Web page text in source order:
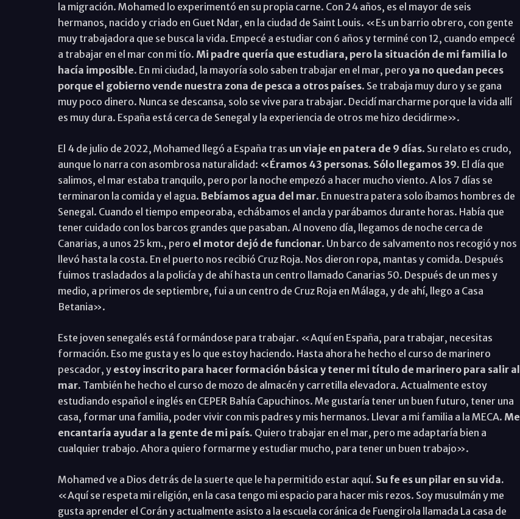
la migración. Mohamed lo experimentó en su propia carne. Con 24 años, es el mayor de seis
hermanos, nacido y criado en Guet Ndar, en la ciudad de Saint Louis. «Es un barrio obrero, con gente
muy trabajadora que se busca la vida. Empecé a estudiar con 6 años y terminé con 12, cuando empecé
a trabajar en el mar con mi tío. Mi padre quería que estudiara, pero la situación de mi familia lo
hacía imposible. En mi ciudad, la mayoría solo saben trabajar en el mar, pero ya no quedan peces
porque el gobierno vende nuestra zona de pesca a otros países. Se trabaja muy duro y se gana
muy poco dinero. Nunca se descansa, solo se vive para trabajar. Decidí marcharme porque la vida allí
es muy dura. España está cerca de Senegal y la experiencia de otros me hizo decidirme».
El 4 de julio de 2022, Mohamed llegó a España tras un viaje en patera de 9 días. Su relato es crudo,
aunque lo narra con asombrosa naturalidad: «Éramos 43 personas. Sólo llegamos 39. El día que
salimos, el mar estaba tranquilo, pero por la noche empezó a hacer mucho viento. A los 7 días se
terminaron la comida y el agua. Bebíamos agua del mar. En nuestra patera solo íbamos hombres de
Senegal. Cuando el tiempo empeoraba, echábamos el ancla y parábamos durante horas. Había que
tener cuidado con los barcos grandes que pasaban. Al noveno día, llegamos de noche cerca de
Canarias, a unos 25 km., pero el motor dejó de funcionar. Un barco de salvamento nos recogió y nos
llevó hasta la costa. En el puerto nos recibió Cruz Roja. Nos dieron ropa, mantas y comida. Después
fuimos trasladados a la policía y de ahí hasta un centro llamado Canarias 50. Después de un mes y
medio, a primeros de septiembre, fui a un centro de Cruz Roja en Málaga, y de ahí, llego a Casa
Betania».
Este joven senegalés está formándose para trabajar. «Aquí en España, para trabajar, necesitas
formación. Eso me gusta y es lo que estoy haciendo. Hasta ahora he hecho el curso de marinero
pescador, y estoy inscrito para hacer formación básica y tener mi título de marinero para salir al
mar. También he hecho el curso de mozo de almacén y carretilla elevadora. Actualmente estoy
estudiando español e inglés en CEPER Bahía Capuchinos. Me gustaría tener un buen futuro, tener una
casa, formar una familia, poder vivir con mis padres y mis hermanos. Llevar a mi familia a la MECA. Me
encantaría ayudar a la gente de mi país. Quiero trabajar en el mar, pero me adaptaría bien a
cualquier trabajo. Ahora quiero formarme y estudiar mucho, para tener un buen trabajo».
Mohamed ve a Dios detrás de la suerte que le ha permitido estar aquí. Su fe es un pilar en su vida.
«Aquí se respeta mi religión, en la casa tengo mi espacio para hacer mis rezos. Soy musulmán y me
gusta aprender el Corán y actualmente asisto a la escuela coránica de Fuengirola llamada La casa de